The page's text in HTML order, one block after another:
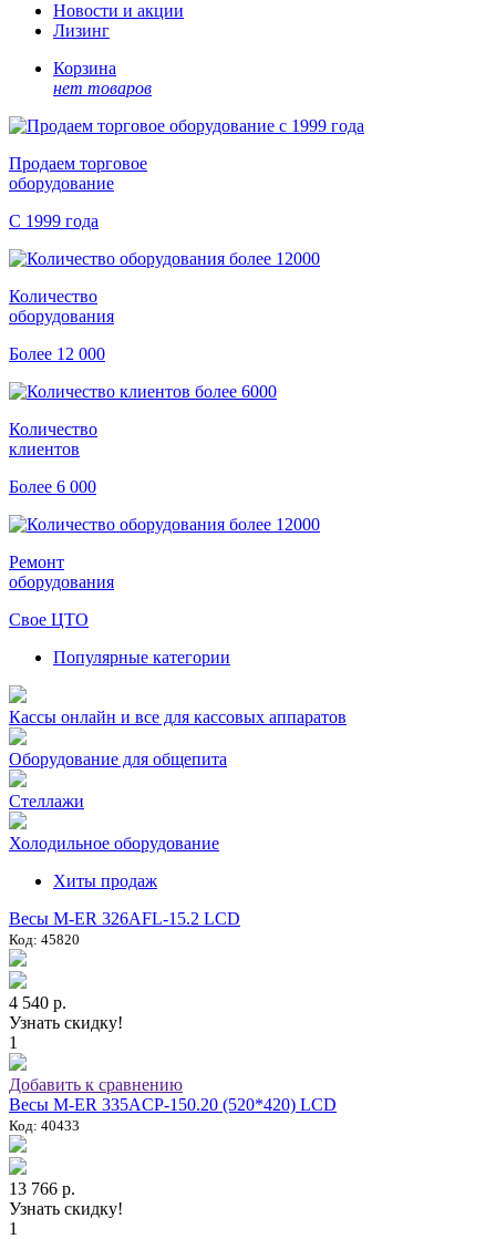
Новости и акции
Лизинг
Корзина
нет товаров
Продаем торговое
оборудование
С 1999 года
Количество
оборудования
Более 12 000
Количество
клиентов
Более 6 000
Ремонт
оборудования
Свое ЦТО
Популярные категории
Кассы онлайн и все для кассовых аппаратов
Оборудование для общепита
Стеллажи
Холодильное оборудование
Хиты продаж
Весы M-ER 326AFL-15.2 LCD
Код: 45820
4 540 р.
Узнать скидку!
1
Добавить к сравнению
Весы M-ER 335ACP-150.20 (520*420) LCD
Код: 40433
13 766 р.
Узнать скидку!
1